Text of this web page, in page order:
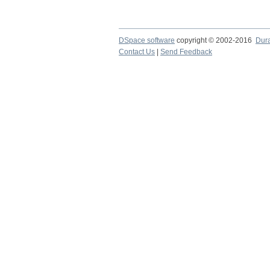
DSpace software copyright © 2002-2016
Contact Us
Send Feedback